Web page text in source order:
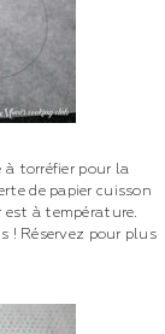
à torréfier pour la
de papier cuisson
à température.
! Réservez pour plus